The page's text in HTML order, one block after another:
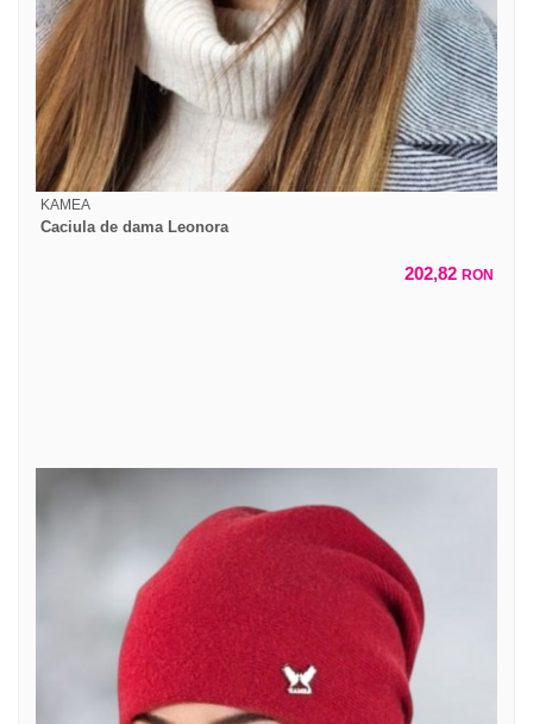
KAMEA
Caciula de dama Leonora
202,82 RON